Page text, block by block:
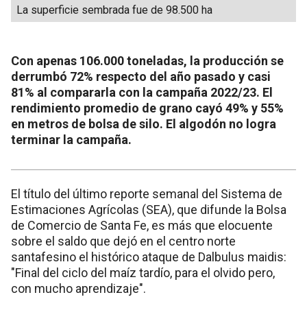
La superficie sembrada fue de 98.500 ha
Con apenas 106.000 toneladas, la producción se
derrumbó 72% respecto del año pasado y casi
81% al compararla con la campaña 2022/23. El
rendimiento promedio de grano cayó 49% y 55%
en metros de bolsa de silo. El algodón no logra
terminar la campaña.
El título del último reporte semanal del Sistema de
Estimaciones Agrícolas (SEA), que difunde la Bolsa
de Comercio de Santa Fe, es más que elocuente
sobre el saldo que dejó en el centro norte
santafesino el histórico ataque de Dalbulus maidis:
"Final del ciclo del maíz tardío, para el olvido pero,
con mucho aprendizaje".